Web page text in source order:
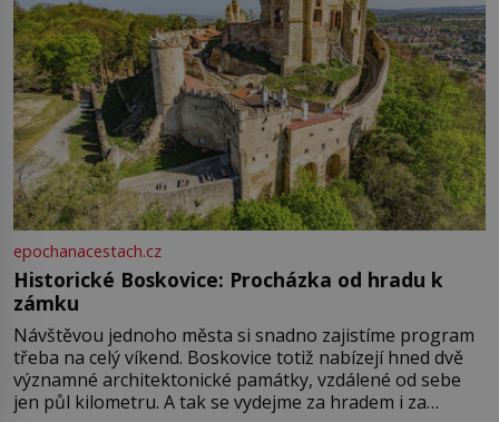
epochanacestach.cz
Historické Boskovice: Procházka od hradu k
zámku
Návštěvou jednoho města si snadno zajistíme program
třeba na celý víkend. Boskovice totiž nabízejí hned dvě
významné architektonické památky, vzdálené od sebe
jen půl kilometru. A tak se vydejme za hradem i za